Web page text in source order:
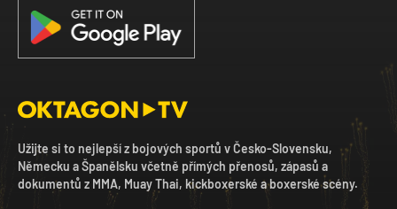
Užijte si to nejlepší z bojových sportů v Česko-Slovensku,
Německu a Španělsku včetně přímých přenosů, zápasů a
dokumentů z MMA, Muay Thai, kickboxerské a boxerské scény.